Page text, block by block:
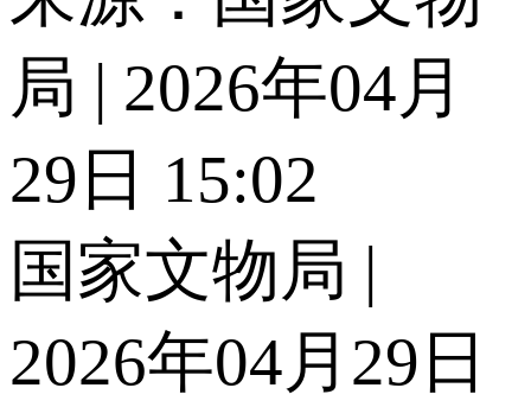
局 | 2026年04月
29日 15:02
国家文物局 |
2026年04月29日